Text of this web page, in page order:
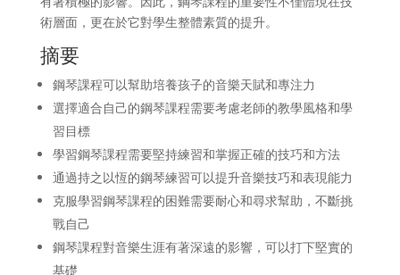
術層面，更在於它對學生整體素質的提升。
摘要
鋼琴課程可以幫助培養孩子的音樂天賦和專注力
選擇適合自己的鋼琴課程需要考慮老師的教學風格和學
習目標
學習鋼琴課程需要堅持練習和掌握正確的技巧和方法
通過持之以恆的鋼琴練習可以提升音樂技巧和表現能力
克服學習鋼琴課程的困難需要耐心和尋求幫助，不斷挑
戰自己
鋼琴課程對音樂生涯有著深遠的影響，可以打下堅實的
基礎